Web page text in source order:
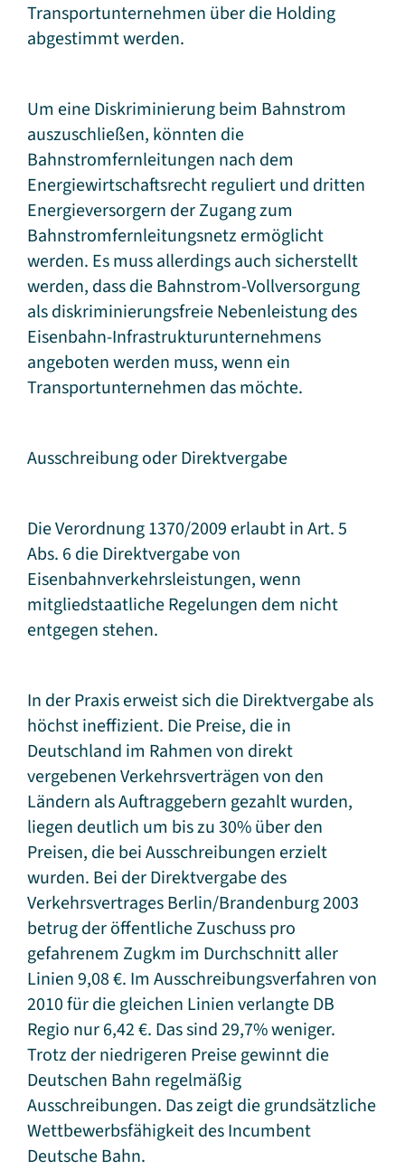
Transportunternehmen über die Holding
abgestimmt werden.
Um eine Diskriminierung beim Bahnstrom
auszuschließen, könnten die
Bahnstromfernleitungen nach dem
Energiewirtschaftsrecht reguliert und dritten
Energieversorgern der Zugang zum
Bahnstromfernleitungsnetz ermöglicht
werden. Es muss allerdings auch sicherstellt
werden, dass die Bahnstrom-Vollversorgung
als diskriminierungsfreie Nebenleistung des
Eisenbahn-Infrastrukturunternehmens
angeboten werden muss, wenn ein
Transportunternehmen das möchte.
Ausschreibung oder Direktvergabe
Die Verordnung 1370/2009 erlaubt in Art. 5
Abs. 6 die Direktvergabe von
Eisenbahnverkehrsleistungen, wenn
mitgliedstaatliche Regelungen dem nicht
entgegen stehen.
In der Praxis erweist sich die Direktvergabe als
höchst ineffizient. Die Preise, die in
Deutschland im Rahmen von direkt
vergebenen Verkehrsverträgen von den
Ländern als Auftraggebern gezahlt wurden,
liegen deutlich um bis zu 30% über den
Preisen, die bei Ausschreibungen erzielt
wurden. Bei der Direktvergabe des
Verkehrsvertrages Berlin/Brandenburg 2003
betrug der öffentliche Zuschuss pro
gefahrenem Zugkm im Durchschnitt aller
Linien 9,08 €. Im Ausschreibungsverfahren von
2010 für die gleichen Linien verlangte DB
Regio nur 6,42 €. Das sind 29,7% weniger.
Trotz der niedrigeren Preise gewinnt die
Deutschen Bahn regelmäßig
Ausschreibungen. Das zeigt die grundsätzliche
Wettbewerbsfähigkeit des Incumbent
Deutsche Bahn.